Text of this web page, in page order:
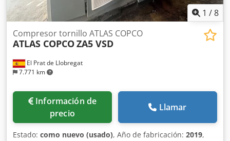
1 /8
El Prat de Llobregat
7.771 km
Compresor tornillo ATLAS COPCO
ATLAS COPCOZA5 VSD
Información de
precio
Llamar
Estado: como nuevo (usado), Año de fabricación: 2019,